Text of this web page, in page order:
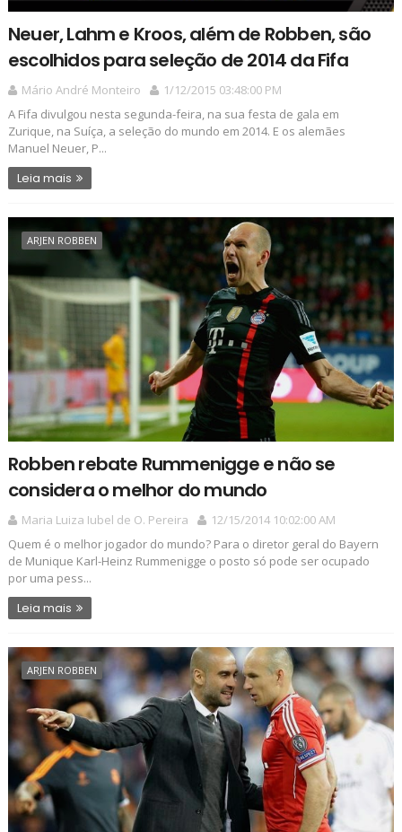
Neuer, Lahm e Kroos, além de Robben, são
escolhidos para seleção de 2014 da Fifa
Mário André Monteiro
1/12/2015 03:48:00 PM
A Fifa divulgou nesta segunda-feira, na sua festa de gala em
Zurique, na Suíça, a seleção do mundo em 2014. E os alemães
Manuel Neuer, P...
Leia mais
ARJEN ROBBEN
Robben rebate Rummenigge e não se
considera o melhor do mundo
Maria Luiza Iubel de O. Pereira
12/15/2014 10:02:00 AM
Quem é o melhor jogador do mundo? Para o diretor geral do Bayern
de Munique Karl-Heinz Rummenigge o posto só pode ser ocupado
por uma pess...
Leia mais
ARJEN ROBBEN